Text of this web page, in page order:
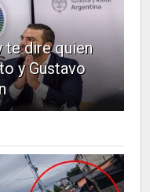
te dire quien
y Gustavo